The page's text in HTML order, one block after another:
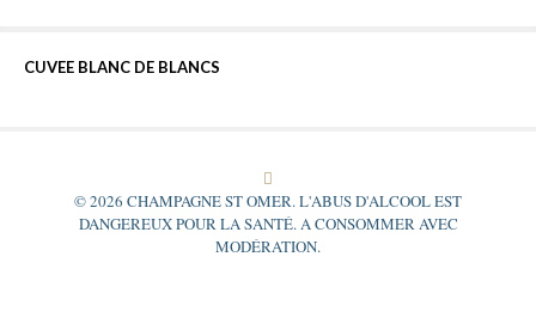
CUVEE BLANC DE BLANCS
CUVEE BLANC DE BLANCS
© 2026 CHAMPAGNE ST OMER. L'ABUS D'ALCOOL EST
DANGEREUX POUR LA SANTÉ. A CONSOMMER AVEC
MODÉRATION.